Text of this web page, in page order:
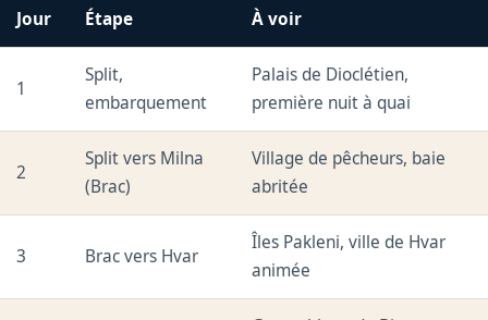
Jour Étape À voir
1
Split,
embarquement
Palais de Dioclétien,
première nuit à quai
2
Split vers Milna
(Brac)
Village de pêcheurs, baie
abritée
3 Brac vers Hvar
Îles Pakleni, ville de Hvar
animée